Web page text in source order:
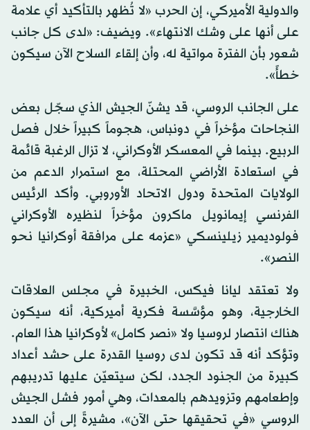
والدولية الأميركي، إن الحرب «لا تُظهر بالتأكيد أي علامة
على أنها على وشك الانتهاء». ويضيف: «لدى كل جانب
شعور بأن الفترة مواتية له، وأن إلقاء السلاح الآن سيكون
خطأً».
على الجانب الروسي، قد يشنّ الجيش الذي سجّل بعض
النجاحات مؤخراً في دونباس، هجوماً كبيراً خلال فصل
الربيع. بينما في المعسكر الأوكراني، لا تزال الرغبة قائمة
في استعادة الأراضي المحتلة، مع استمرار الدعم من
الولايات المتحدة ودول الاتحاد الأوروبي. وأكد الرئيس
الفرنسي إيمانويل ماكرون مؤخراً لنظيره الأوكراني
فولوديمير زيلينسكي «عزمه على مرافقة أوكرانيا نحو
النصر».
ولا تعتقد ليانا فيكس، الخبيرة في مجلس العلاقات
الخارجية، وهو مؤسَّسة فكرية أميركية، أنه سيكون
هناك انتصار لروسيا ولا «نصر كامل» لأوكرانيا هذا العام.
وتؤكد أنه قد تكون لدى روسيا القدرة على حشد أعداد
كبيرة من الجنود الجدد، لكن سيتعيّن عليها تدريبهم
وإطعامهم وتزويدهم بالمعدات، وهي أمور فشل الجيش
الروسي «في تحقيقها حتى الآن»، مشيرةً إلى أن العدد